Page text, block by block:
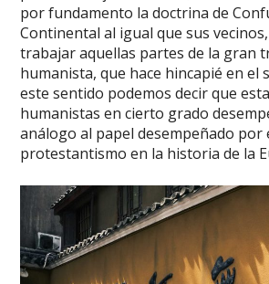
por fundamento la doctrina de
Continental al igual que sus
trabajar aquellas partes de la gran
humanista, que hace hincapié en el
este sentido podemos decir que
humanistas en cierto grado
análogo al papel desempeñado por
protestantismo en la historia de la